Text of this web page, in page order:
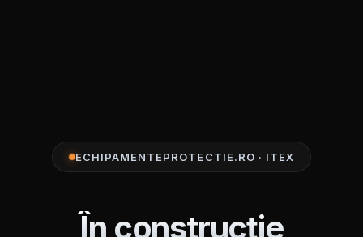
ECHIPAMENTEPROTECTIE.RO · ITEX
În construcție